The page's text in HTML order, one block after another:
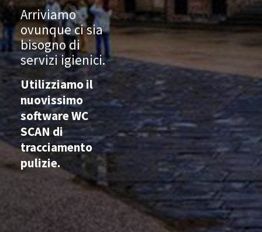
Arriviamo
ovunque ci sia
bisogno di
servizi igienici.
Utilizziamo il
nuovissimo
software WC
SCAN di
tracciamento
pulizie.